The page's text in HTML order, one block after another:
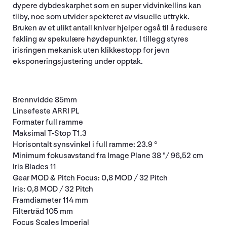
dypere dybdeskarphet som en super vidvinkellins kan
tilby, noe som utvider spekteret av visuelle uttrykk.
Bruken av et ulikt antall kniver hjelper også til å redusere
fakling av spekulære høydepunkter. I tillegg styres
irisringen mekanisk uten klikkestopp for jevn
eksponeringsjustering under opptak.
Brennvidde 85mm
Linsefeste ARRI PL
Formater full ramme
Maksimal T-Stop T1.3
Horisontalt synsvinkel i full ramme: 23.9 °
Minimum fokusavstand fra Image Plane 38 "/ 96,52 cm
Iris Blades 11
Gear MOD & Pitch Focus: 0,8 MOD / 32 Pitch
Iris: 0,8 MOD / 32 Pitch
Framdiameter 114 mm
Filtertråd 105 mm
Focus Scales Imperial